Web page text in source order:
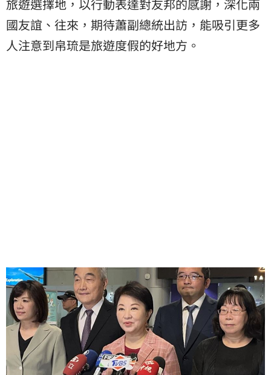
旅遊選擇地，以行動表達對友邦的感謝，深化兩
國友誼、往來，期待蕭副總統出訪，能吸引更多
人注意到帛琉是旅遊度假的好地方。